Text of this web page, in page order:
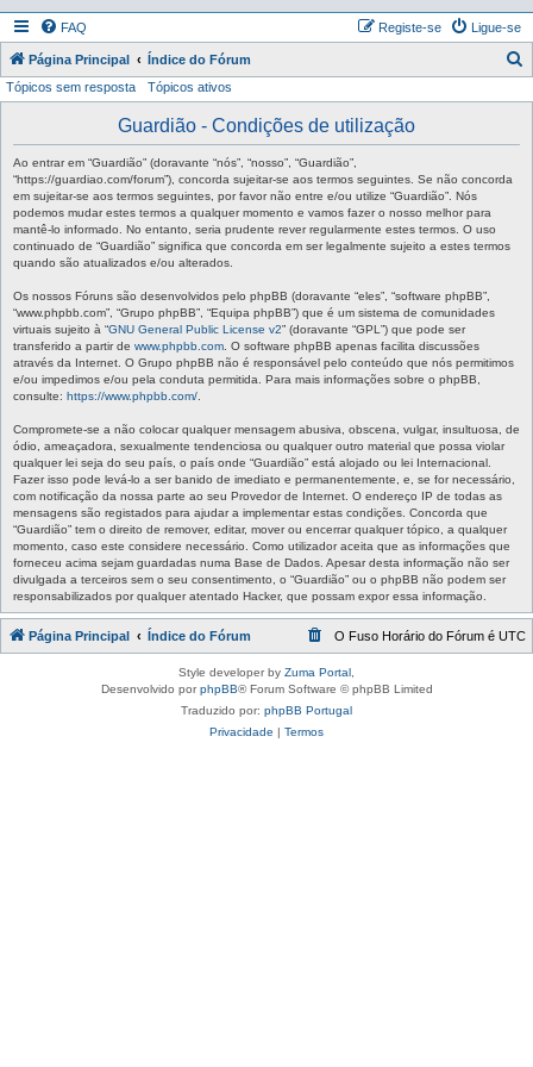
FAQ Ligue-se
Registe-se
Página Principal Índice do Fórum
Tópicos sem resposta Tópicos ativos
Guardião - Condições de utilização
Ao entrar em “Guardião” (doravante “nós”, “nosso”, “Guardião”,
“https://guardiao.com/forum”), concorda sujeitar-se aos termos seguintes. Se não concorda
em sujeitar-se aos termos seguintes, por favor não entre e/ou utilize “Guardião”. Nós
podemos mudar estes termos a qualquer momento e vamos fazer o nosso melhor para
mantê-lo informado. No entanto, seria prudente rever regularmente estes termos. O uso
continuado de “Guardião” significa que concorda em ser legalmente sujeito a estes termos
quando são atualizados e/ou alterados.
Os nossos Fóruns são desenvolvidos pelo phpBB (doravante “eles”, “software phpBB”,
“www.phpbb.com”, “Grupo phpBB”, “Equipa phpBB”) que é um sistema de comunidades
virtuais sujeito à “GNU General Public License v2” (doravante “GPL”) que pode ser
transferido a partir de www.phpbb.com . O software phpBB apenas facilita discussões
através da Internet. O Grupo phpBB não é responsável pelo conteúdo que nós permitimos
e/ou impedimos e/ou pela conduta permitida. Para mais informações sobre o phpBB,
consulte: https://www.phpbb.com/
Compromete-se a não colocar qualquer mensagem abusiva, obscena, vulgar, insultuosa, de
ódio, ameaçadora, sexualmente tendenciosa ou qualquer outro material que possa violar
qualquer lei seja do seu país, o país onde “Guardião” está alojado ou lei Internacional.
Fazer isso pode levá-lo a ser banido de imediato e permanentemente, e, se for necessário,
com notificação da nossa parte ao seu Provedor de Internet. O endereço IP de todas as
mensagens são registados para ajudar a implementar estas condições. Concorda que
“Guardião” tem o direito de remover, editar, mover ou encerrar qualquer tópico, a qualquer
momento, caso este considere necessário. Como utilizador aceita que as informações que
forneceu acima sejam guardadas numa Base de Dados. Apesar desta informação não ser
divulgada a terceiros sem o seu consentimento, o “Guardião” ou o phpBB não podem ser
responsabilizados por qualquer atentado Hacker, que possam expor essa informação.
Página Principal Índice do Fórum O Fuso Horário do Fórum é UTC
Style developer by Zuma Portal
Desenvolvido porphpBB® Forum Software © phpBB Limited
Traduzido por: phpBB Portugal
Privacidade | Termos